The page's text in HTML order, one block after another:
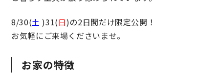
快適な室内環境へのこだわり
8/30(土 )31(日)の2日間だけ限定公開！
お気軽にご来場くださいませ。
お家の特徴